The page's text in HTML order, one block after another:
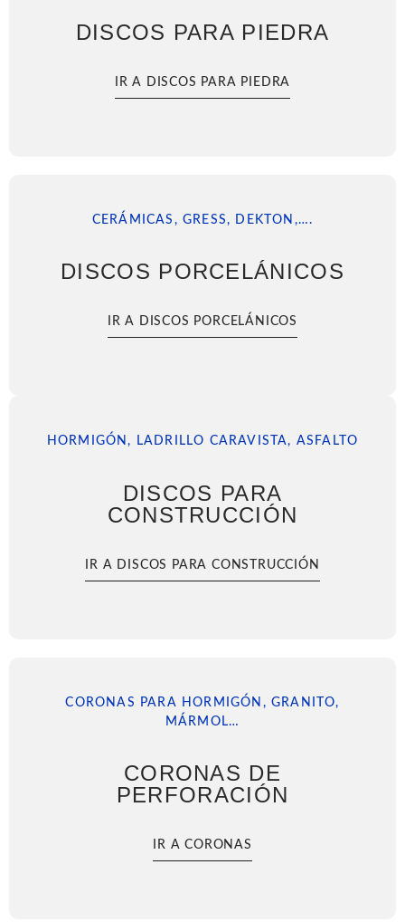
DISCOS PARA PIEDRA
IR A DISCOS PARA PIEDRA
CERÁMICAS, GRESS, DEKTON,….
DISCOS PORCELÁNICOS
IR A DISCOS PORCELÁNICOS
HORMIGÓN, LADRILLO CARAVISTA, ASFALTO
DISCOS PARA
CONSTRUCCIÓN
IR A DISCOS PARA CONSTRUCCIÓN
CORONAS PARA HORMIGÓN, GRANITO,
MÁRMOL…
CORONAS DE
PERFORACIÓN
IR A CORONAS